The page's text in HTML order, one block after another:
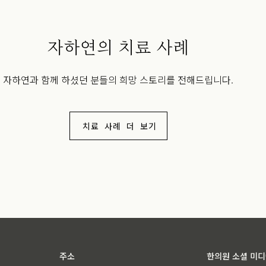
자하연의 치료 사례
자하연과 함께 하셨던 분들의 희망 스토리를 전해드립니다.
치료 사례 더 보기
주소 한의원 소셜 미